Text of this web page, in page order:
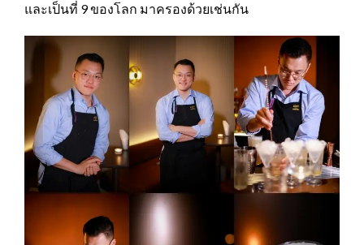
และเป็นที่ 9 ของโลก มาครองด้วยเช่นกัน